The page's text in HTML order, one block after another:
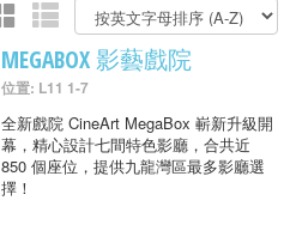
MEGABOX 影藝戲院
位置: L11 1-7
全新戲院 CineArt MegaBox 嶄新升級開
幕，精心設計七間特色影廳，合共近
850 個座位，提供九龍灣區最多影廳選
擇！